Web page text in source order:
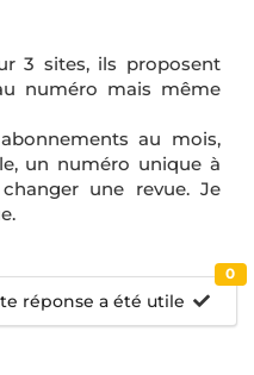
3 sites, ils proposent
numéro mais même
au mois,
un numéro unique à
une revue. Je
réponse a été utile
0